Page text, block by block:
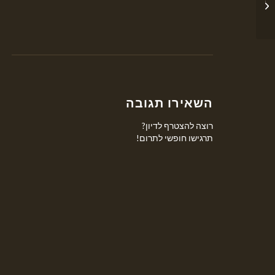
השאירו תגובה
רוצה להצטרף לדיון?
תרגישו חופשי לתרום!